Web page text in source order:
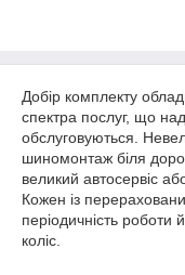
Добір комплекту
спектра послуг, що
обслуговуються.
шиномонтаж біля
великий автосервіс
Кожен із
періодичність роботи
коліс.